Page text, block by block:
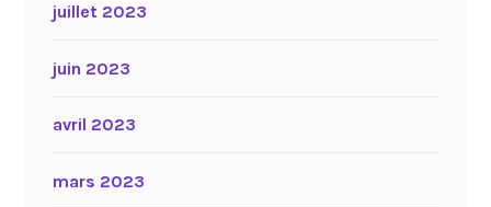
juillet 2023
juin 2023
avril 2023
mars 2023